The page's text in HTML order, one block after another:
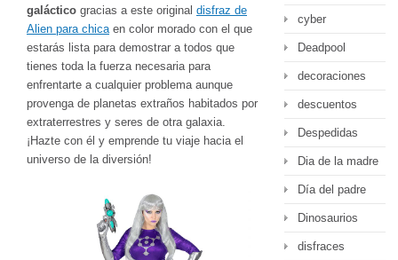
galáctico gracias a este original disfraz de
Alien para chicaen color morado con el que
estarás lista para demostrar a todos que
tienes toda la fuerza necesaria para
enfrentarte a cualquier problema aunque
provenga de planetas extraños habitados por
extraterrestres y seres de otra galaxia.
¡Hazte con él y emprende tu viaje hacia el
universo de la diversión!
cyber
Deadpool
decoraciones
descuentos
Despedidas
Dia de la madre
Día del padre
Dinosaurios
disfraces